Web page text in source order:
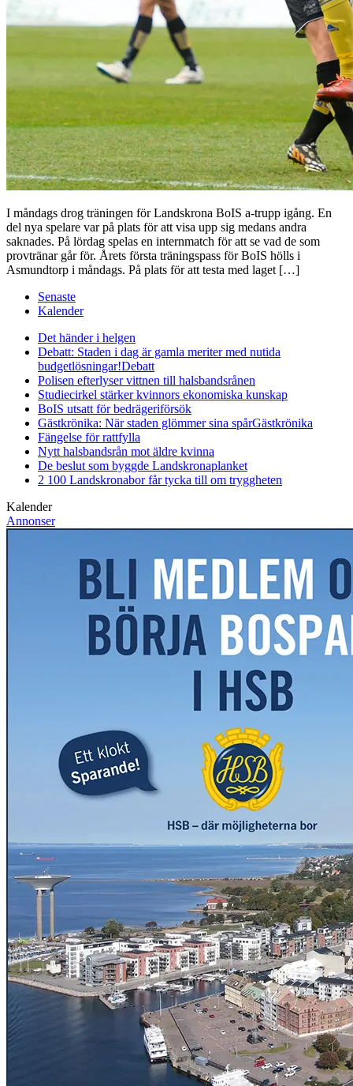
I måndags drog träningen för Landskrona BoIS a-trupp igång. En
del nya spelare var på plats för att visa upp sig medans andra
saknades. På lördag spelas en internmatch för att se vad de som
provtränar går för. Årets första träningspass för BoIS hölls i
Asmundtorp i måndags. På plats för att testa med laget […]
Senaste
Kalender
Det händer i helgen
Debatt: Staden i dag är gamla meriter med nutida
budgetlösningar!Debatt
Polisen efterlyser vittnen till halsbandsrånen
Studiecirkel stärker kvinnors ekonomiska kunskap
BoIS utsatt för bedrägeriförsök
Gästkrönika: När staden glömmer sina spårGästkrönika
Fängelse för rattfylla
Nytt halsbandsrån mot äldre kvinna
De beslut som byggde Landskronaplanket
2 100 Landskronabor får tycka till om tryggheten
Kalender
Annonser